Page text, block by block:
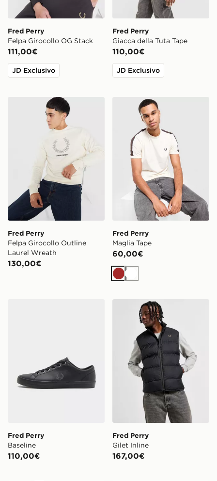
Fred Perry
Felpa Girocollo OG Stack
111,00€
JD Exclusivo
Fred Perry
Giacca della Tuta Tape
110,00€
JD Exclusivo
Fred Perry Felpa Girocollo Outline Laurel Wreath
Fred Perry
Felpa Girocollo Outline
Laurel Wreath
130,00€
Fred Perry Maglia Tape
Fred Perry
Maglia Tape
60,00€
Marrone
Bianco
Fred Perry
Baseline
110,00€
Fred Perry Gilet Inline
Fred Perry
Gilet Inline
167,00€